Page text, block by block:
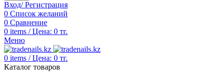
Вход/ Регистрация
0 Список желаний
0 Сравнение
0 items / Цена: 0 тг.
Меню
0 items / Цена: 0 тг.
Каталог товаров